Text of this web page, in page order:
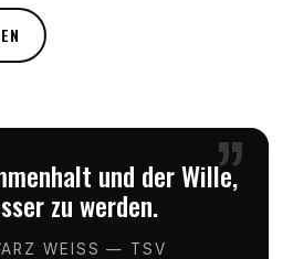
”
und der Wille,
zu werden.
WEISS — TSV